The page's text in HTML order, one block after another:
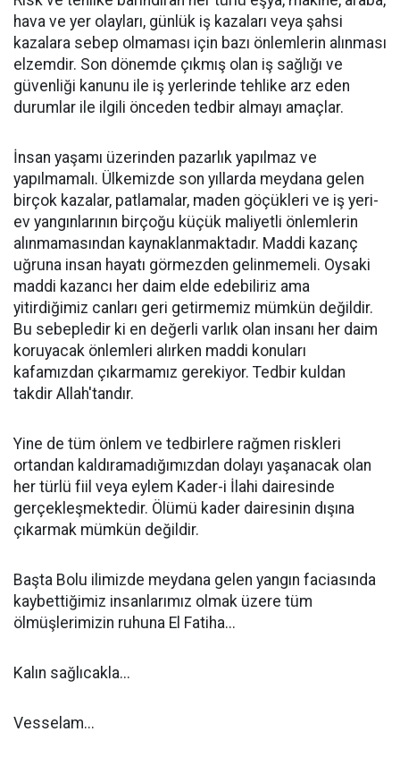
hava ve yer olayları, günlük iş kazaları veya şahsi
kazalara sebep olmaması için bazı önlemlerin alınması
elzemdir. Son dönemde çıkmış olan iş sağlığı ve
güvenliği kanunu ile iş yerlerinde tehlike arz eden
durumlar ile ilgili önceden tedbir almayı amaçlar.
İnsan yaşamı üzerinden pazarlık yapılmaz ve
yapılmamalı. Ülkemizde son yıllarda meydana gelen
birçok kazalar, patlamalar, maden göçükleri ve iş yeri-
ev yangınlarının birçoğu küçük maliyetli önlemlerin
alınmamasından kaynaklanmaktadır. Maddi kazanç
uğruna insan hayatı görmezden gelinmemeli. Oysaki
maddi kazancı her daim elde edebiliriz ama
yitirdiğimiz canları geri getirmemiz mümkün değildir.
Bu sebepledir ki en değerli varlık olan insanı her daim
koruyacak önlemleri alırken maddi konuları
kafamızdan çıkarmamız gerekiyor. Tedbir kuldan
takdir Allah'tandır.
Yine de tüm önlem ve tedbirlere rağmen riskleri
ortandan kaldıramadığımızdan dolayı yaşanacak olan
her türlü fiil veya eylem Kader-i İlahi dairesinde
gerçekleşmektedir. Ölümü kader dairesinin dışına
çıkarmak mümkün değildir.
Başta Bolu ilimizde meydana gelen yangın faciasında
kaybettiğimiz insanlarımız olmak üzere tüm
ölmüşlerimizin ruhuna El Fatiha...
Kalın sağlıcakla...
Vesselam...